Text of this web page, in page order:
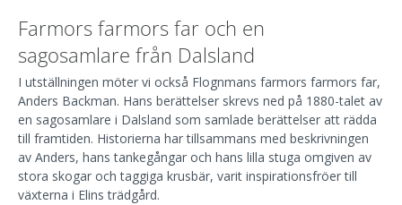
Farmors farmors far och en
sagosamlare från Dalsland
I utställningen möter vi också Flognmans farmors farmors far,
Anders Backman. Hans berättelser skrevs ned på 1880-talet av
en sagosamlare i Dalsland som samlade berättelser att rädda
till framtiden. Historierna har tillsammans med beskrivningen
av Anders, hans tankegångar och hans lilla stuga omgiven av
stora skogar och taggiga krusbär, varit inspirationsfröer till
växterna i Elins trädgård.